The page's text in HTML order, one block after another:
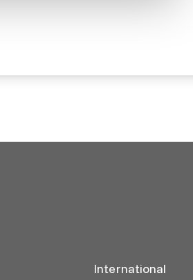
International